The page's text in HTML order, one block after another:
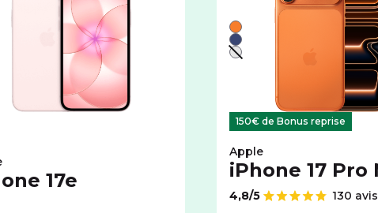
iPhone 13 avec cet espace de stockage :
couleurs disponibles pour le APPLE iPhone 17e avec cet
- indisponible
indisponible
17e
Liste de couleurs
Orange
Bleu
Argent - indisponible
150€ de Bonus reprise
Apple
iPhone 17 Pro
Note de
4,8/5
130 avis